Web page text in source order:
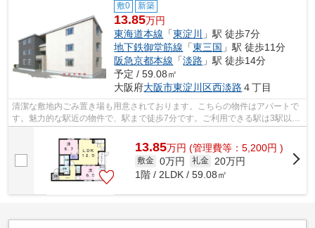
敷0 新築
13.85万円
東海道本線 「東淀川
」駅 徒歩7分
地下鉄御堂筋線 「東三国 」駅 徒歩11分
阪急京都本線 「淡路 」駅 徒歩14分
予定 / 59.08㎡
大阪府大阪市東淀川区西淡路 ４丁目
清潔な敷地内ごみ置き場も用意されております。こちらの物件はアパートで
す。魅力的な駅近の物件で、駅まで徒歩7分です。ご利用できる駅は3駅以上
13.85万円 (管理費等：5,200円 )
敷金 0万円 礼金
20万円
1階 / 2LDK / 59.08㎡